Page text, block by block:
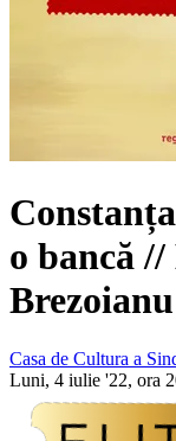
o bancă//
Brezoianu
Casa de Cultura a
Luni, 4 iulie '22, ora